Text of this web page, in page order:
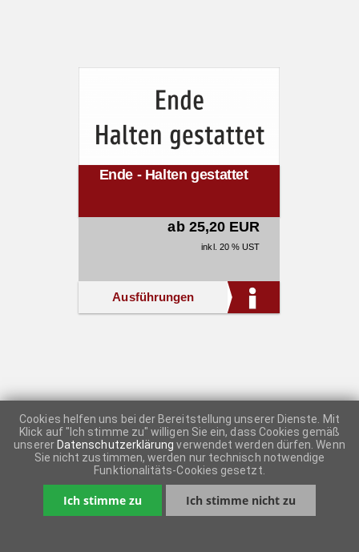
Cookies helfen uns bei der Bereitstellung unserer Dienste. Mit
Klick auf "Ich stimme zu" willigen Sie ein, dass Cookies gemäß
unserer Datenschutzerklärung verwendet werden dürfen. Wenn
Sie nicht zustimmen, werden nur technisch notwendige
Funktionalitäts-Cookies gesetzt.
Ich stimme zu Ich stimme nicht zu
Ende - Halten gestattet
ab 25,20 EUR
inkl. 20 % UST
Ausführungen